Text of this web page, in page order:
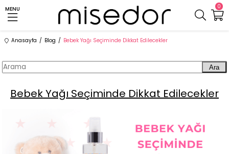
0
MENU
Anasayfa Blog Bebek Yağı Seçiminde Dikkat Edilecekler
Ara
Bebek Yağı Seçiminde Dikkat Edilecekler